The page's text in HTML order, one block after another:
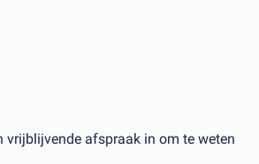
vrijblijvende afspraak in om te weten